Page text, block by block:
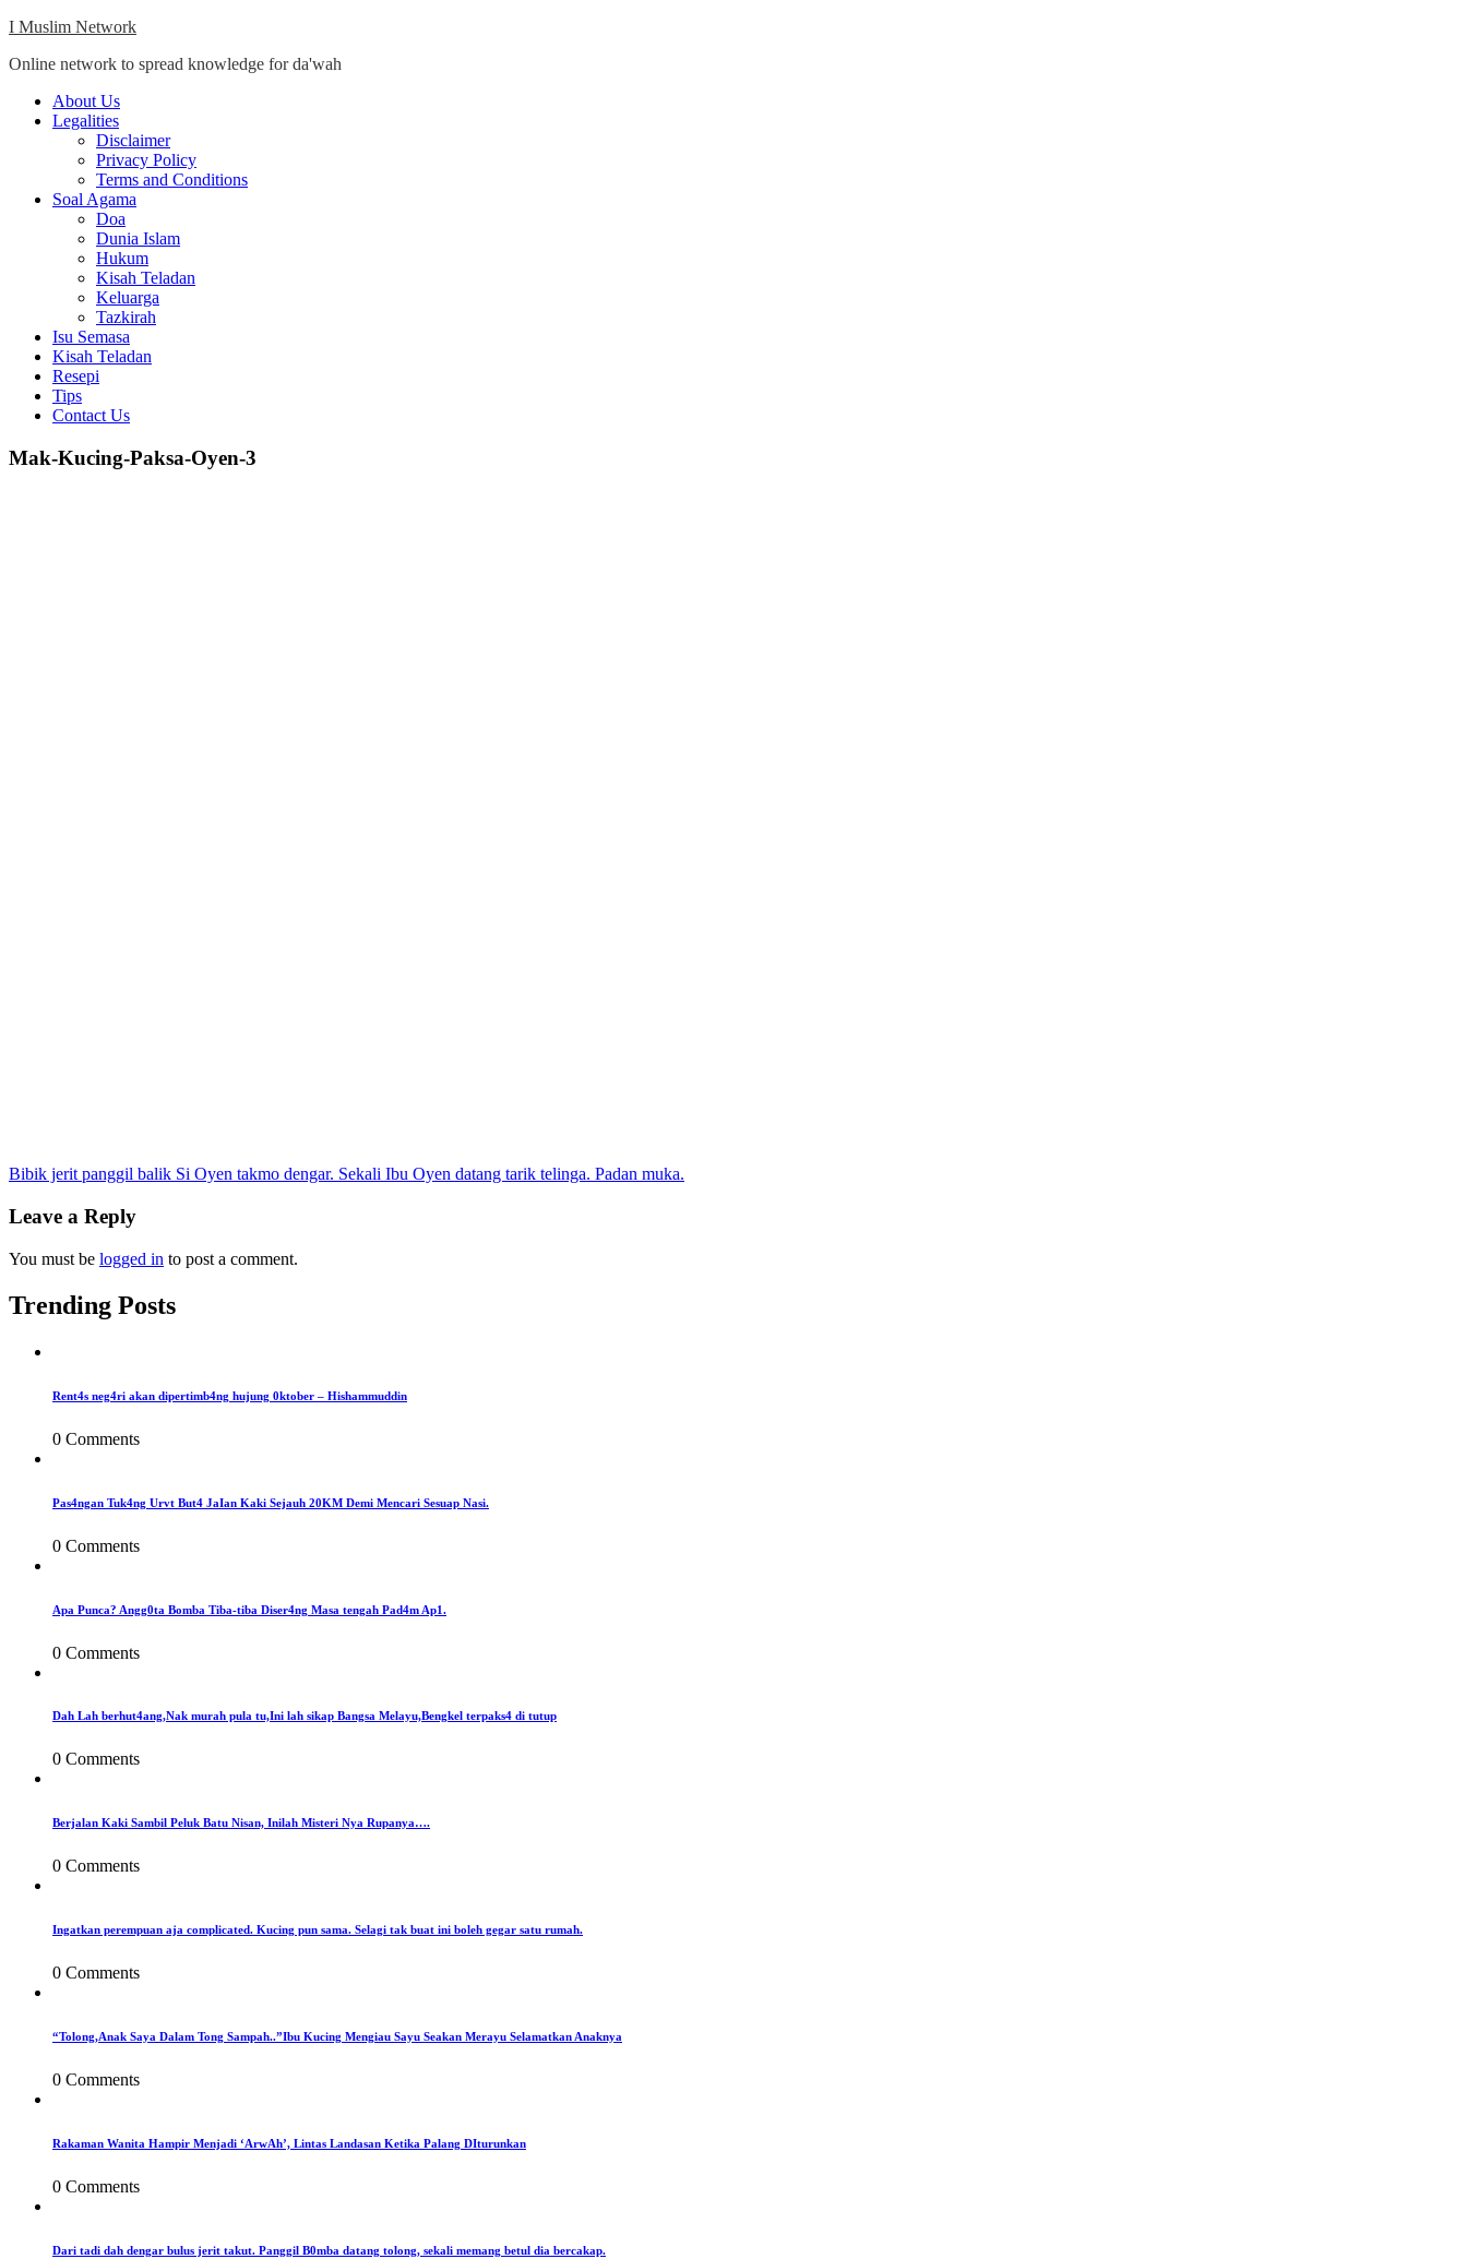
Skip
content
I Muslim Network
Online network to spread knowledge for da'wah
Close
Menu
About Us
Legalities
Disclaimer
Privacy Policy
Terms and Conditions
Soal Agama
Doa
Dunia Islam
Hukum
Kisah Teladan
Keluarga
Tazkirah
Isu Semasa
Kisah Teladan
Resepi
Tips
Contact Us
Mak-Kucing-Paksa-Oyen-3
Post
navigation
Bibik jerit panggil balik Si Oyen takmo dengar. Sekali Ibu Oyen datang tarik telinga. Padan muka.
Leave a Reply
You must be logged in to post a comment.
Trending Posts
Rent4s neg4ri akan dipertimb4ng hujung 0ktober – Hishammuddin
0 Comments
Pas4ngan Tuk4ng Urvt But4 JaIan Kaki Sejauh 20KM Demi Mencari Sesuap Nasi.
0 Comments
Apa Punca? Angg0ta Bomba Tiba-tiba Diser4ng Masa tengah Pad4m Ap1.
0 Comments
Dah Lah berhut4ang,Nak murah pula tu,Ini lah sikap Bangsa Melayu,Bengkel terpaks4 di tutup
0 Comments
Berjalan Kaki Sambil Peluk Batu Nisan, Inilah Misteri Nya Rupanya….
0 Comments
Ingatkan perempuan aja complicated. Kucing pun sama. Selagi tak buat ini boleh gegar satu rumah.
0 Comments
“Tolong,Anak Saya Dalam Tong Sampah..”Ibu Kucing Mengiau Sayu Seakan Merayu Selamatkan Anaknya
0 Comments
Rakaman Wanita Hampir Menjadi ‘ArwAh’, Lintas Landasan Ketika Palang DIturunkan
0 Comments
Dari tadi dah dengar bulus jerit takut. Panggil B0mba datang tolong, sekali memang betul dia bercakap.